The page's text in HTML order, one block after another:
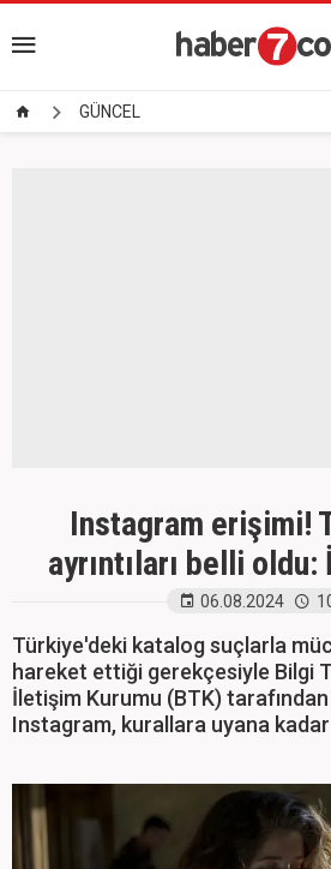
GÜNCEL
Instagram erişimi!
ayrıntıları belli
06.08.2024
Türkiye'deki katalog suçlarla
hareket ettiği gerekçesiyle Bilgi
İletişim Kurumu (BTK)
Instagram, kurallara uyana kadar